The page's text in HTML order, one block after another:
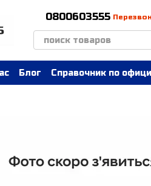
0800603555
Блог Справочник по